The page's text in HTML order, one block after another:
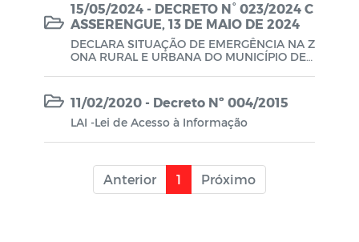
QDD - Quadro de Detalhamento da
Despesa
RGF - Relatório de Gestão Fiscal
RREO - Relatório Resumido de Execução
15/05/2024 - DECRETO N° 023/2024 C
ASSERENGUE, 13 DE MAIO DE 2024
DECLARA SITUAÇÃO DE EMERGÊNCIA NA Z
ONA RURAL E URBANA DO MUNICÍPIO DE
11/02/2020 - Decreto Nº 004/2015
LAI -Lei de Acesso à Informação
Anterior 1 Próximo